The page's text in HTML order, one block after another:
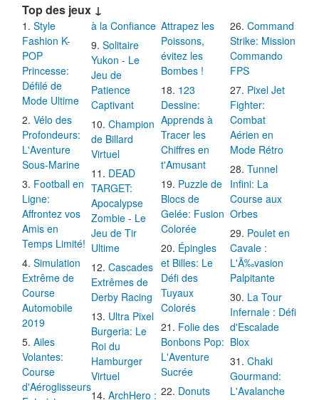
Top des jeux ↓
Style
Fashion K-
POP
Princesse:
Défilé de
Mode Ultime
Vélo des
Profondeurs:
L'Aventure
Sous-Marine
Football en
Ligne:
Affrontez vos
Amis en
Temps Limité!
Simulation
Extrême de
Course
Automobile
2019
Ailes
Volantes:
Course
d'Aéroglisseurs
à la Confiance
Solitaire
Yukon - Le
Jeu de
Patience
Captivant
Champion
de Billard
Virtuel
DEAD
TARGET:
Apocalypse
Zombie - Le
Jeu de Tir
Ultime
Cascades
Extrêmes de
Derby Racing
Ultra Pixel
Burgeria: Le
Roi du
Hamburger
Virtuel
ArchHero :
Attrapez les
Poissons,
évitez les
Bombes !
123
Dessine:
Apprends à
Tracer les
Chiffres en
t'Amusant
Puzzle de
Blocs de
Gelée: Fusion
Colorée
Épingles
et Billes: Le
Défi des
Tuyaux
Colorés
Folie des
Bonbons Pop:
L'Aventure
Sucrée
Donuts
Command
Strike: Mission
Commando
FPS
Pixel Jet
Fighter:
Combat
Aérien en
Mode Rétro
Tunnel
Infini: La
Course aux
Orbes
Poulet en
Cavale :
L'Ã‰vasion
Palpitante
La Tour
Infernale : Défi
d'Escalade
Blox
Chaki
Gourmand:
L'Avalanche